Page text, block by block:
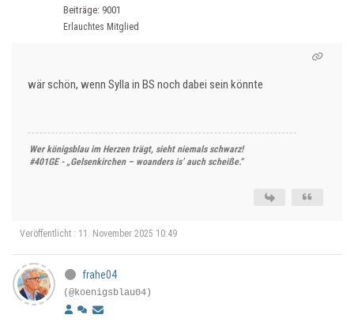
Beiträge: 9001
Erlauchtes Mitglied
wär schön, wenn Sylla in BS noch dabei sein könnte
Wer königsblau im Herzen trägt, sieht niemals schwarz!
#401GE - „Gelsenkirchen – woanders is’ auch scheiße.“
Veröffentlicht : 11. November 2025 10:49
frahe04
(@koenigsblau04)